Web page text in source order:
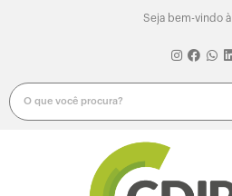
Seja bem-vindo à